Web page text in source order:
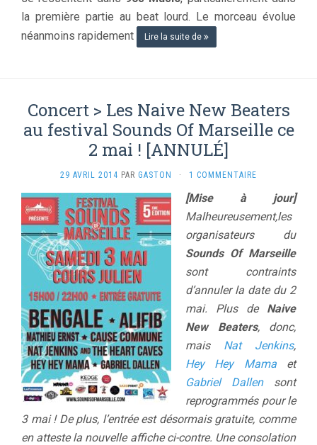
la première partie au beat lourd. Le morceau évolue
néanmoins rapidement
Lire la suite de
Concert > Les Naive New Beaters
au festival Sounds Of Marseille ce
2 mai ! [ANNULÉ]
29 AVRIL 2014 PAR GASTON · 1 COMMENTAIRE
[Mise à jour]
Malheureusement,les
organisateurs du
Sounds Of Marseille
sont contraints
d’annuler la date du 2
mai. Plus de Naive
New Beaters, donc,
mais Nat Jenkins,
Hey Hey Mamaet
Gabriel Dallensont
reprogrammés pour le
3 mai ! De plus, l’entrée est désormais gratuite, comme
en atteste la nouvelle affiche ci-contre. Une consolation